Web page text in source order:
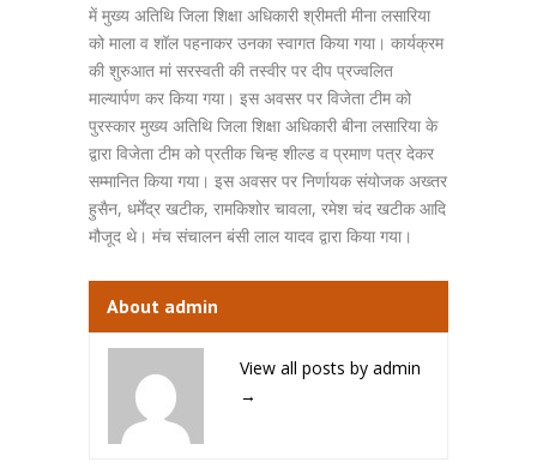
में मुख्य अतिथि जिला शिक्षा अधिकारी श्रीमती मीना लसारिया
को माला व शॉल पहनाकर उनका स्वागत किया गया। कार्यक्रम
की शुरुआत मां सरस्वती की तस्वीर पर दीप प्रज्वलित
माल्यार्पण कर किया गया। इस अवसर पर विजेता टीम को
पुरस्कार मुख्य अतिथि जिला शिक्षा अधिकारी बीना लसारिया के
द्वारा विजेता टीम को प्रतीक चिन्ह शील्ड व प्रमाण पत्र देकर
सम्मानित किया गया। इस अवसर पर निर्णायक संयोजक अख्तर
हुसैन, धर्मेंद्र खटीक, रामकिशोर चावला, रमेश चंद खटीक आदि
मौजूद थे। मंच संचालन बंसी लाल यादव द्वारा किया गया।
About admin
View all posts by admin
→